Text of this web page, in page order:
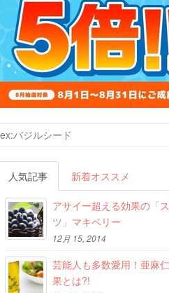
検索結果:
人気記事 新着オススメ
アサイー超える効果の「
ツ」マキベリー
12月 15, 2014
芸能人も多数愛用！亜麻
果とは?!